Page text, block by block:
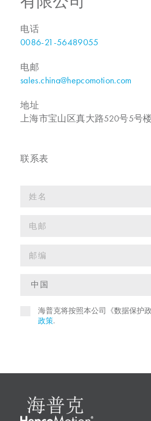
电话
0086-21-56489055
电邮
sales.china@hepcomotion.com
地址
上海市宝山区真大路520号5号
联系表
海普克将按照本公司《数据保护
政策.